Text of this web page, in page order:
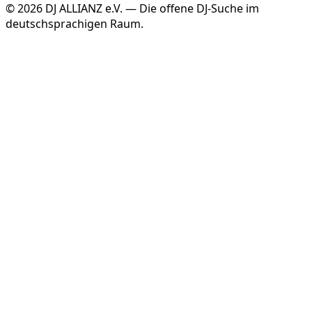
©2026 DJ ALLIANZ e.V. — Die offene DJ-Suche im
deutschsprachigen Raum.